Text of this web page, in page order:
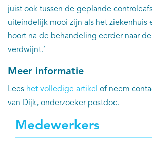
juist ook tussen de geplande
uiteindelijk mooi zijn als het ziekenhuis
hoort na de behandeling eerder naar
verdwijnt.’
Meer informatie
Lees het volledige artikel of neem
van Dijk, onderzoeker postdoc.
Medewerkers